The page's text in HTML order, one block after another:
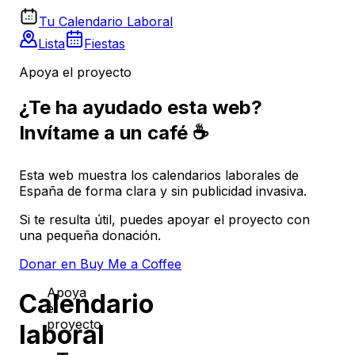
Tu Calendario Laboral
Lista
Fiestas
Apoya el proyecto
¿Te ha ayudado esta web?
Invítame a un café ☕
Esta web muestra los calendarios laborales de
España de forma clara y sin publicidad invasiva.
Si te resulta útil, puedes apoyar el proyecto con
una pequeña donación.
Donar en Buy Me a Coffee
Calendario
laboral
Apoya
el
proyecto